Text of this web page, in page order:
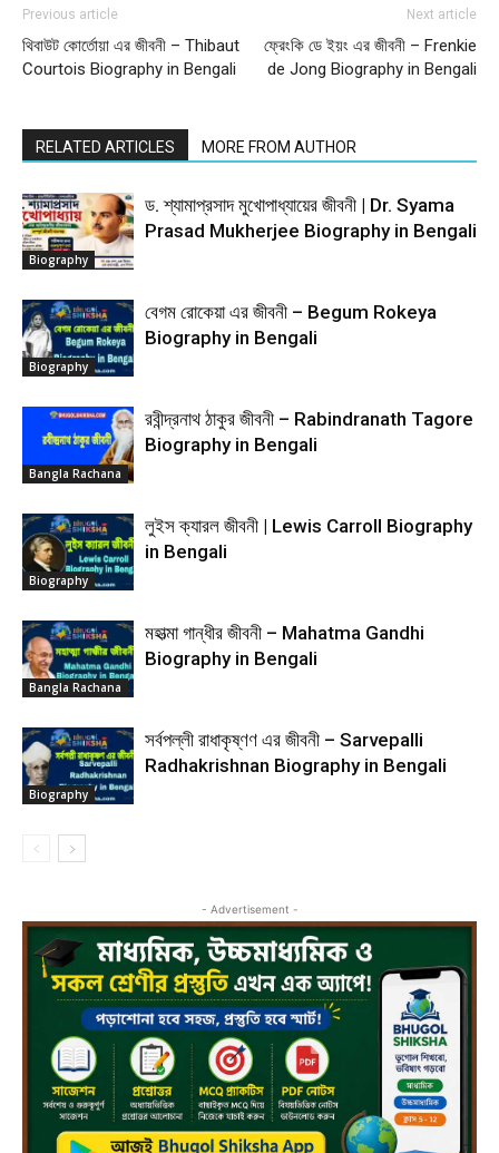
Previous article
থিবাউট কোর্তোয়া এর জীবনী – Thibaut
Courtois Biography in Bengali
Next article
ফ্রেংকি ডে ইয়ং এর জীবনী – Frenkie
de Jong Biography in Bengali
RELATED ARTICLES MORE FROM AUTHOR
Biography
ড. শ্যামাপ্রসাদ মুখোপাধ্যায়ের জীবনী | Dr. Syama
Prasad Mukherjee Biography in Bengali
Biography
বেগম রোকেয়া এর জীবনী – Begum Rokeya
Biography in Bengali
Bangla Rachana
রবীন্দ্রনাথ ঠাকুর জীবনী – Rabindranath Tagore
Biography in Bengali
Biography
লুইস ক্যারল জীবনী | Lewis Carroll Biography
in Bengali
Bangla Rachana
মহাত্মা গান্ধীর জীবনী – Mahatma Gandhi
Biography in Bengali
Biography
সর্বপল্লী রাধাকৃষ্ণণ এর জীবনী – Sarvepalli
Radhakrishnan Biography in Bengali
- Advertisement -